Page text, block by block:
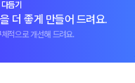
듬기
더 좋게 만들어 드려요.
적으로 개선해 드려요.